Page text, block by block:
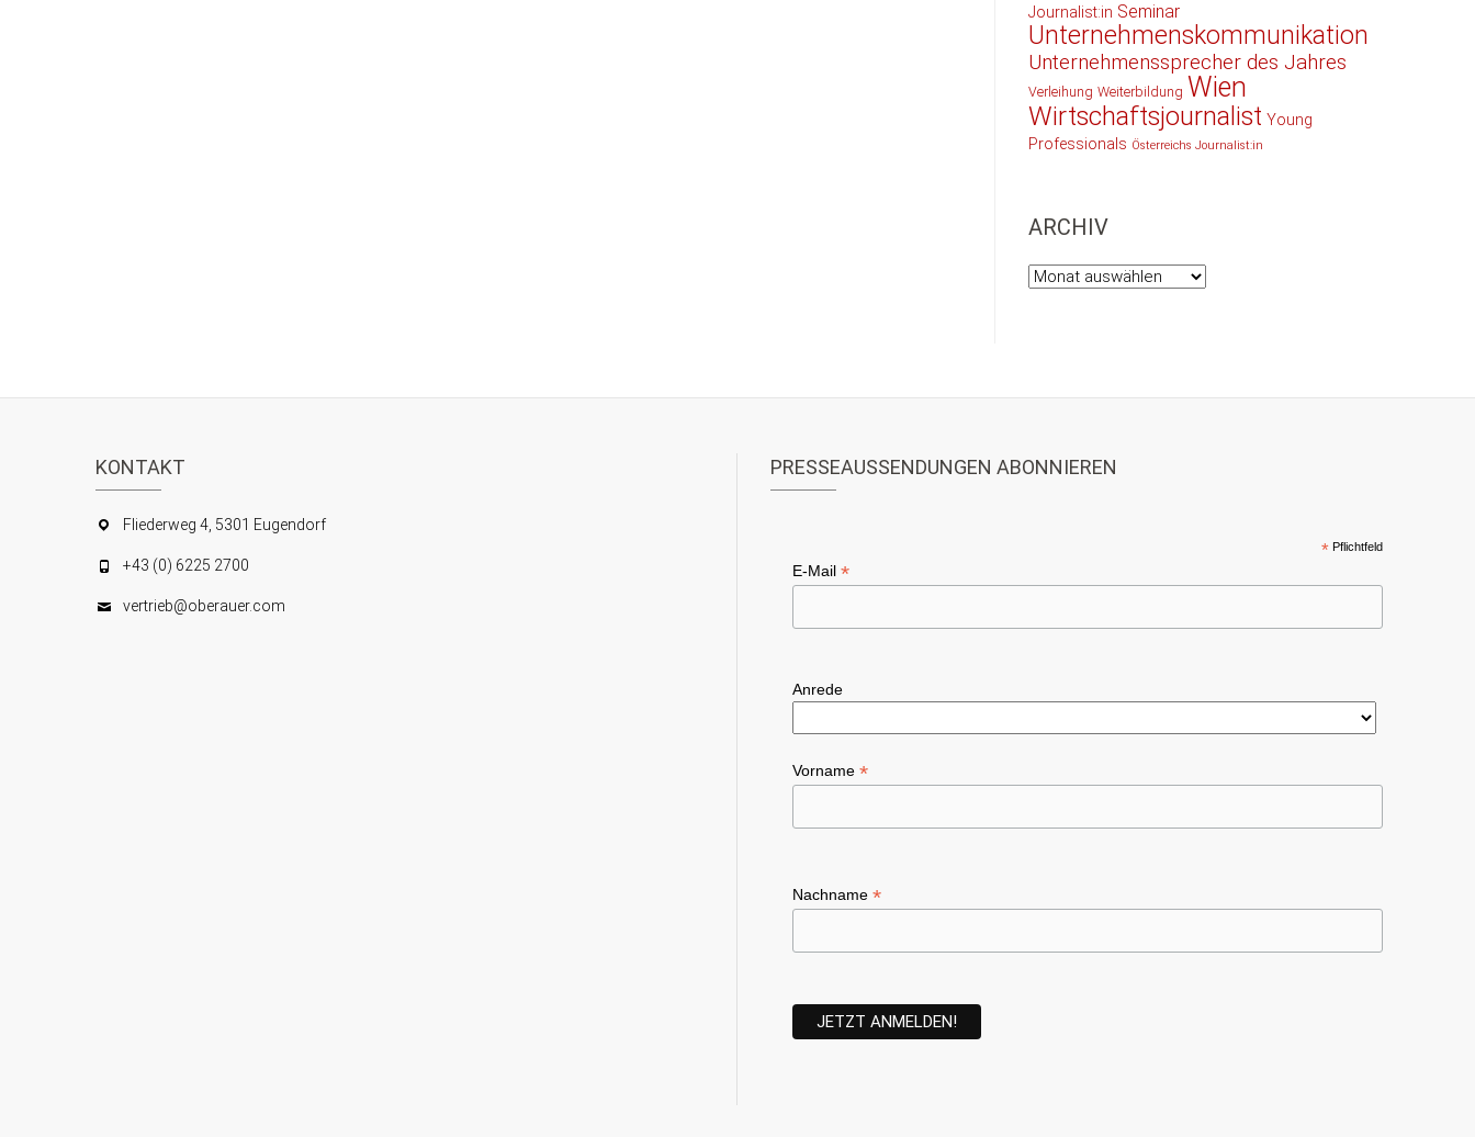
Journalist:in Seminar
Unternehmenskommunikation
Unternehmenssprecher des Jahres
Verleihung Weiterbildung Wien
Wirtschaftsjournalist Young
Professionals Österreichs Journalist:in
ARCHIV
Archiv
KONTAKT
Fliederweg 4, 5301 Eugendorf
+43 (0) 6225 2700
vertrieb@oberauer.com
PRESSEAUSSENDUNGEN ABONNIEREN
*Pflichtfeld
E-Mail *
Anrede
Vorname *
Nachname *